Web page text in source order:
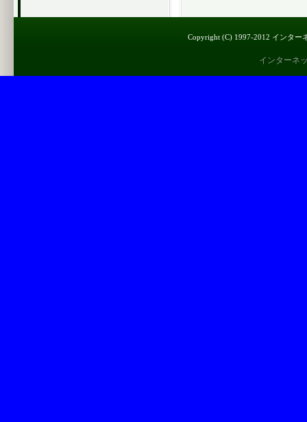
Copyright (C) 1997-2012 インター
インターネ